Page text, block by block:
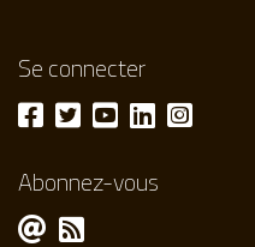
Se connecter
Abonnez-vous